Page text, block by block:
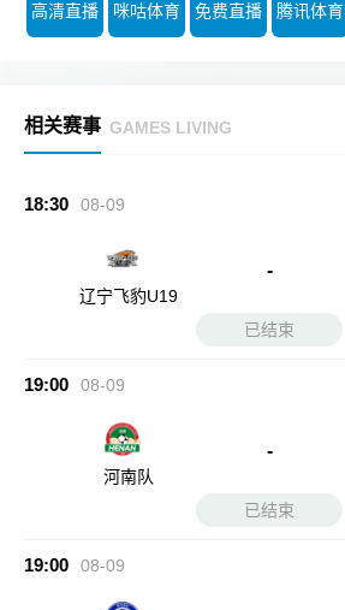
高清直播 咪咕体育 免费直播 腾讯体育
相关赛事 GAMES LIVING
18:30 08-09
辽宁飞豹U19
-
已结束
19:00 08-09
河南队
-
已结束
19:00 08-09